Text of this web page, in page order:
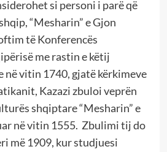
si personi i parë që
“Mesharin” e Gjon
të Konferencës
me rastin e këtij
vitin 1740, gjatë kërkimeve
Kazazi zbuloi veprën
shqiptare “Mesharin” e
në vitin 1555. Zbulimi tij do
më 1909, kur studjuesi